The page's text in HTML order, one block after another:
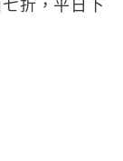
折，平日下